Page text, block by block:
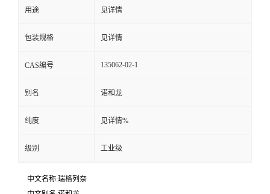
留
言
用途 见详情
包装规格 见详情
CAS编号 135062-02-1
别名 诺和龙
纯度 见详情%
级别 工业级
中文名称:瑞格列奈